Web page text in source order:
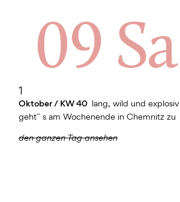
09 Sa
1
Oktober / KW 40 lang, wild und explosiv
geht´´ s am Wochenende in Chemnitz zu
den ganzen Tag ansehen